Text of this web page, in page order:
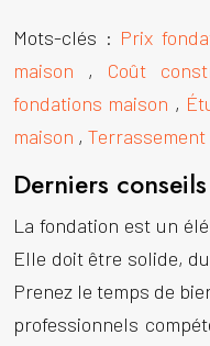
Mots-clés : Prix
maison , Coût
fondations maison ,
maison ,
Derniers conseils
La fondation est un
Elle doit être solide,
Prenez le temps de
professionnels